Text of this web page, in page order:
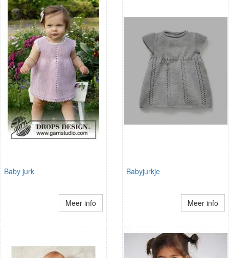
Baby jurk
Meer info
Babyjurkje
Meer info